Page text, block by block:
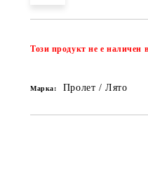
Този продукт не е наличен
Марка: Пролет / Лято